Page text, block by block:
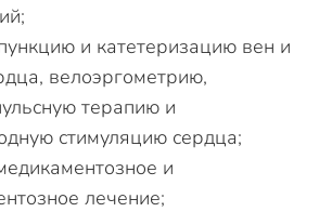
и катетеризацию вен и
велоэргометрию,
терапию и
стимуляцию сердца;
и
лечение;